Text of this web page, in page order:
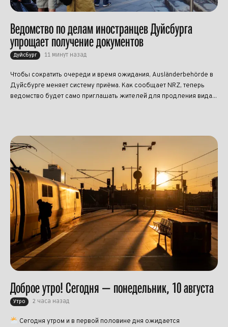
Ведомство по делам иностранцев Дуйсбурга
упрощает получение документов
Дуйсбург 11 минут назад
Чтобы сократить очереди и время ожидания, Ausländerbehörde в
Дуйсбурге меняет систему приёма. Как сообщает NRZ, теперь
ведомство будет само приглашать жителей для продления вида...
Доброе утро! Сегодня — понедельник, 10 августа
Утро 2 часа назад
Сегодня утром и в первой половине дня ожидается